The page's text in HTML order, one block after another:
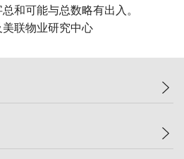
和可能与总数略有出入。
联物业研究中心